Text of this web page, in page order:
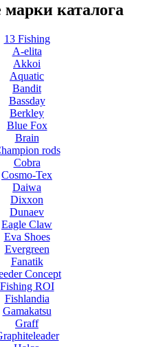
марки каталога
13 Fishing
A-elita
Akkoi
Aquatic
Bandit
Bassday
Berkley
Blue Fox
Brain
rods
Cobra
Cosmo-Tex
Daiwa
Dixxon
Dunaev
Eagle Claw
Eva Shoes
Evergreen
Fanatik
Concept
Fishing ROI
Fishlandia
Gamakatsu
Graff